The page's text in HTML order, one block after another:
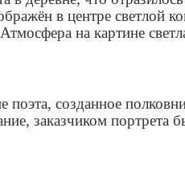
в центре светлой
на картине
созданное
заказчиком портрета